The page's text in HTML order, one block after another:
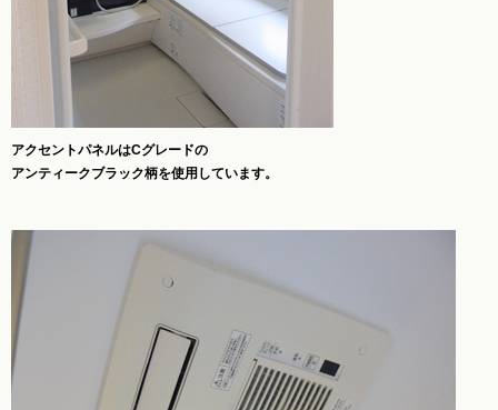
アクセントパネルはCグレードの
アンティークブラック柄を使用しています。